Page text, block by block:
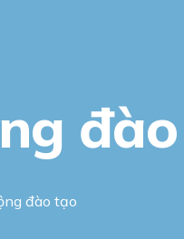
đào tạo